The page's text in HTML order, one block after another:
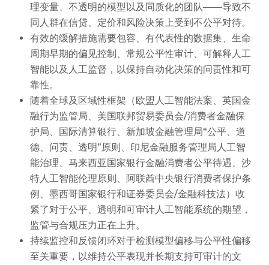
理变量、不透明的模型以及同质化的团队——导致不
同人群在信贷、定价和风险决策上受到不公平对待。
有效的缓解措施需要包容、有代表性的数据集、生命
周期早期的偏见控制、常规公平性审计、可解释人工
智能以及人工监督，以保持自动化决策的问责性和可
靠性。
随着全球及区域性框架（欧盟人工智能法案、英国金
融行为监管局、美国联邦贸易委员会/消费者金融保
护局、国际清算银行、新加坡金融管理局“公平、道
德、问责、透明”原则、印尼金融服务管理局人工智
能治理、马来西亚国家银行金融消费者公平待遇、沙
特人工智能伦理原则、阿联酋中央银行消费者保护条
例、墨西哥国家银行和证券委员会/金融科技法）收
紧了对于公平、透明和可审计人工智能系统的期望，
监管与合规压力正在上升。
持续监控和反馈闭环对于检测模型偏移与公平性偏移
至关重要，以维持公平表现并长期支持可审计的文